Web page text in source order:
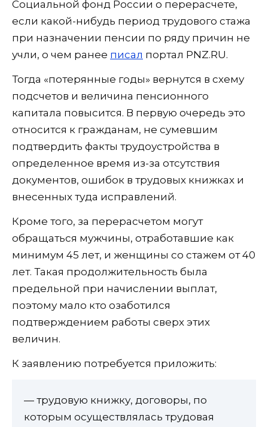
Социальной фонд России о перерасчете,
если какой-нибудь период трудового стажа
при назначении пенсии по ряду причин не
учли, о чем ранее писал портал PNZ.RU.
Тогда «потерянные годы» вернутся в схему
подсчетов и величина пенсионного
капитала повысится. В первую очередь это
относится к гражданам, не сумевшим
подтвердить факты трудоустройства в
определенное время из-за отсутствия
документов, ошибок в трудовых книжках и
внесенных туда исправлений.
Кроме того, за перерасчетом могут
обращаться мужчины, отработавшие как
минимум 45 лет, и женщины со стажем от 40
лет. Такая продолжительность была
предельной при начислении выплат,
поэтому мало кто озаботился
подтверждением работы сверх этих
величин.
К заявлению потребуется приложить:
— трудовую книжку, договоры, по
которым осуществлялась трудовая